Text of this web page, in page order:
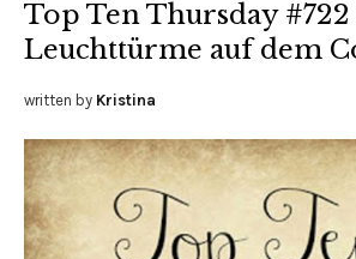
Top Ten Thursday #722
Leuchttürme auf dem
written by Kristina